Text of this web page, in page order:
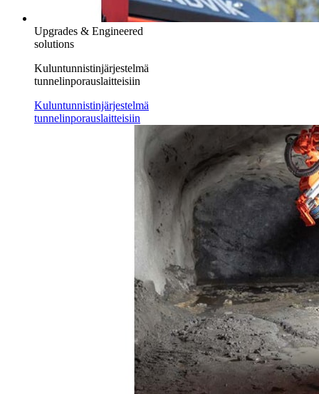
Upgrades & Engineered
solutions
Kuluntunnistinjärjestelmä
tunnelinporauslaitteisiin
Kuluntunnistinjärjestelmä
tunnelinporauslaitteisiin